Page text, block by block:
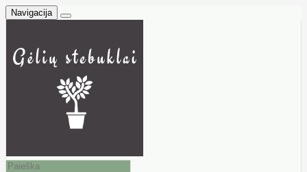
Navigacija